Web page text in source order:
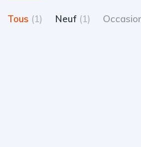
Tous (1) Neuf (1)